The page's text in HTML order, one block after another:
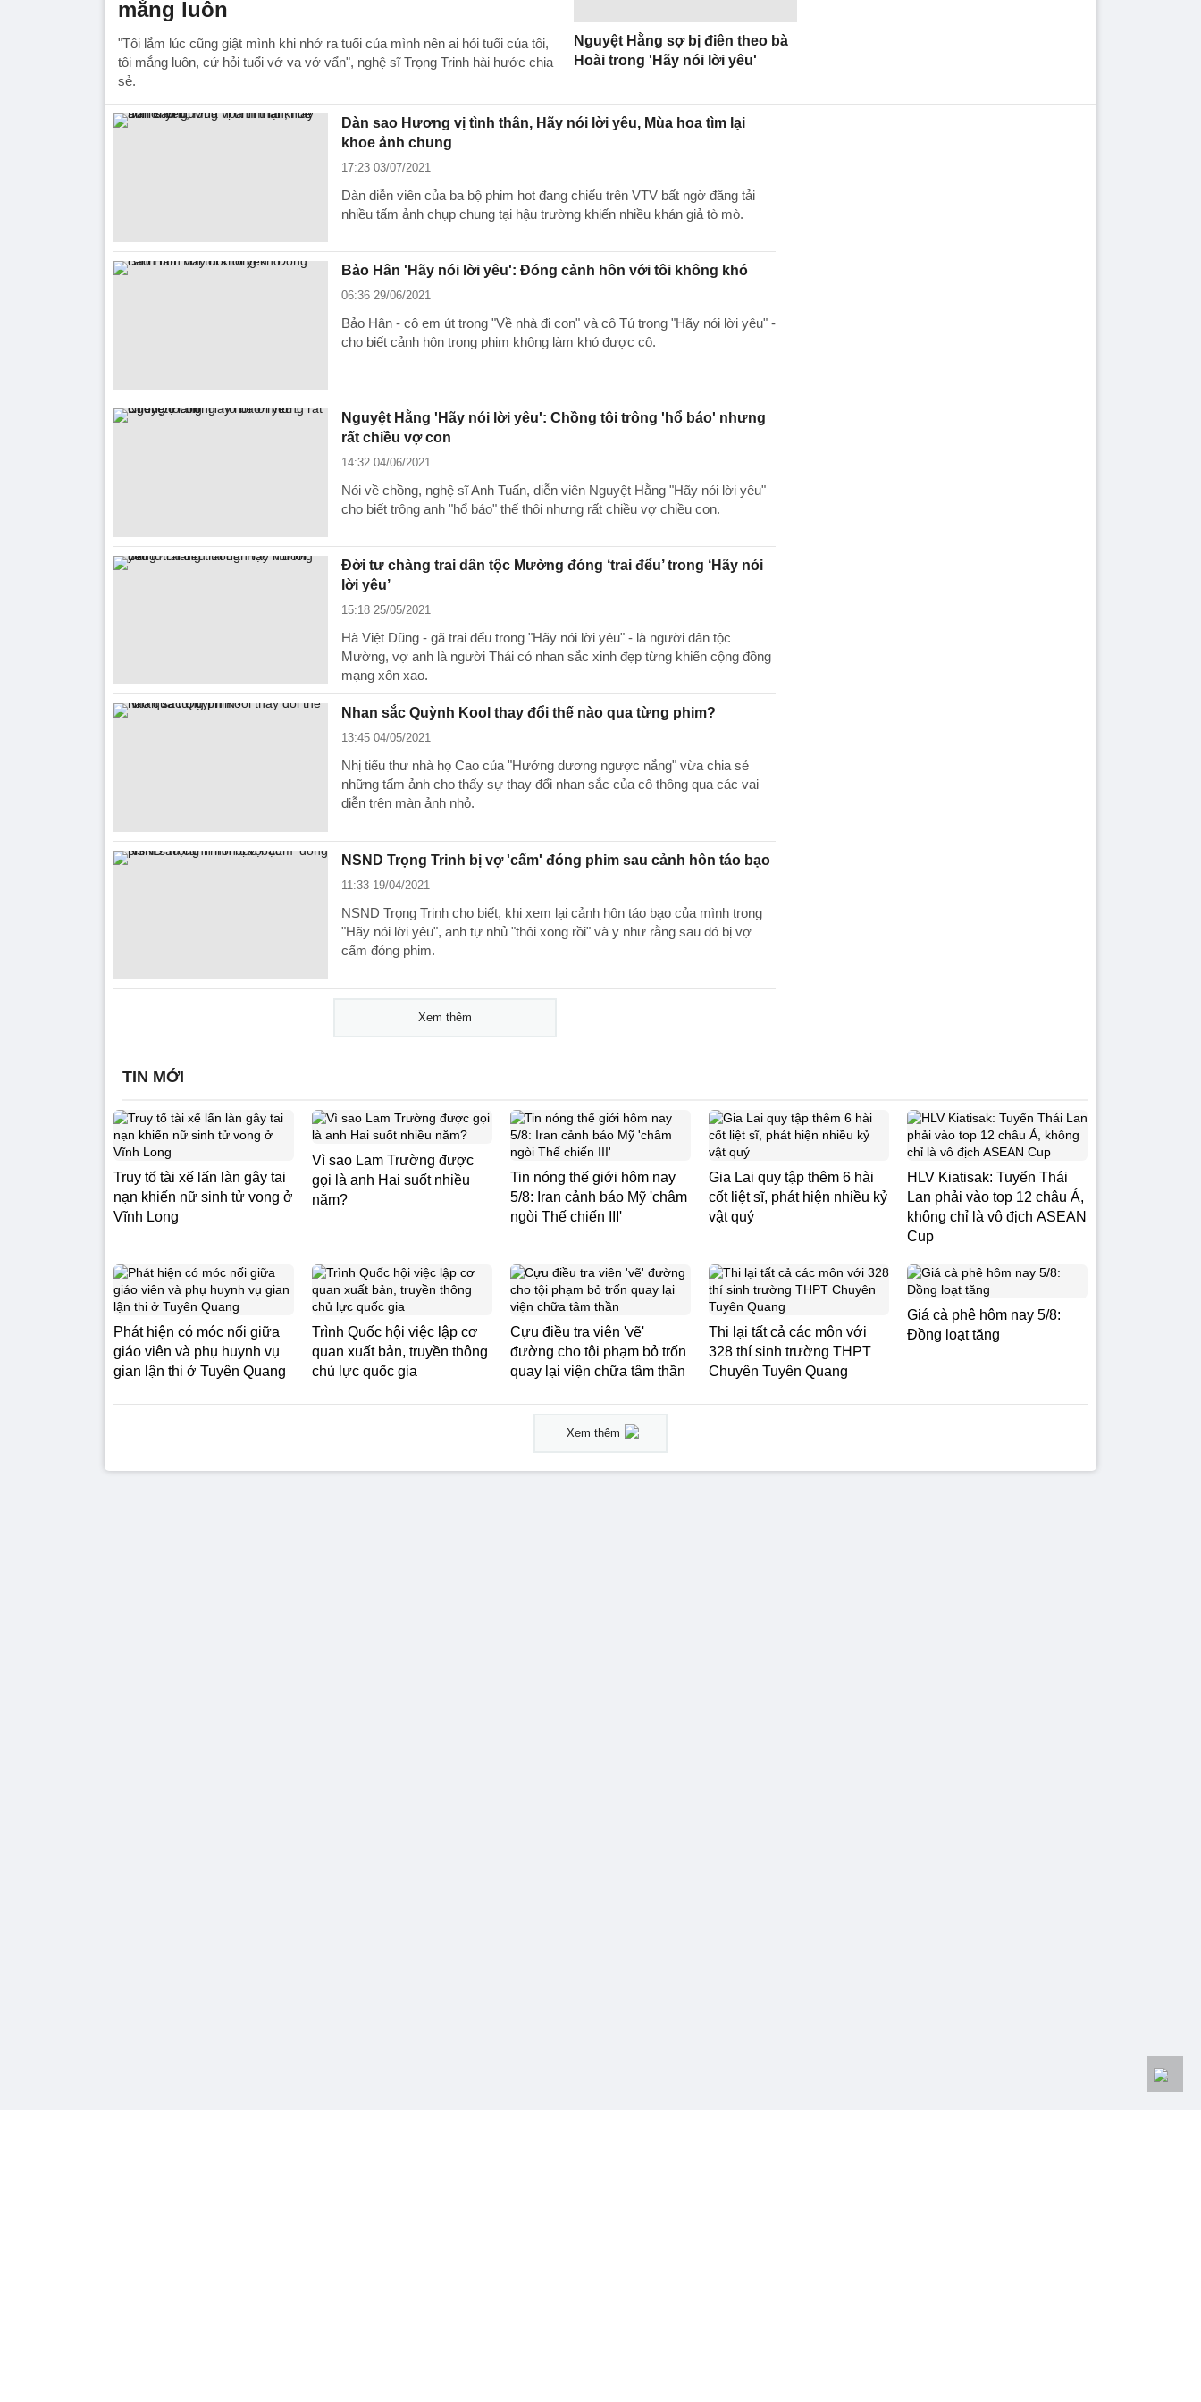
mắng luôn
"Tôi lắm lúc cũng giật mình khi nhớ ra tuổi của mình nên ai hỏi tuổi của tôi,
tôi mắng luôn, cứ hỏi tuổi vớ va vớ vẩn", nghệ sĩ Trọng Trinh hài hước chia
sẻ.
Nguyệt Hằng sợ bị điên theo bà
Hoài trong 'Hãy nói lời yêu'
Dàn sao Hương vị tình thân, Hãy nói lời yêu, Mùa hoa tìm lại
khoe ảnh chung
17:23 03/07/2021
Dàn diễn viên của ba bộ phim hot đang chiếu trên VTV bất ngờ đăng tải
nhiều tấm ảnh chụp chung tại hậu trường khiến nhiều khán giả tò mò.
Bảo Hân 'Hãy nói lời yêu': Đóng cảnh hôn với tôi không khó
06:36 29/06/2021
Bảo Hân - cô em út trong "Về nhà đi con" và cô Tú trong "Hãy nói lời yêu" -
cho biết cảnh hôn trong phim không làm khó được cô.
Nguyệt Hằng 'Hãy nói lời yêu': Chồng tôi trông 'hổ báo' nhưng
rất chiều vợ con
14:32 04/06/2021
Nói về chồng, nghệ sĩ Anh Tuấn, diễn viên Nguyệt Hằng "Hãy nói lời yêu"
cho biết trông anh "hổ báo" thế thôi nhưng rất chiều vợ chiều con.
Đời tư chàng trai dân tộc Mường đóng ‘trai đểu’ trong ‘Hãy nói
lời yêu’
15:18 25/05/2021
Hà Việt Dũng - gã trai đểu trong "Hãy nói lời yêu" - là người dân tộc
Mường, vợ anh là người Thái có nhan sắc xinh đẹp từng khiến cộng đồng
mạng xôn xao.
Nhan sắc Quỳnh Kool thay đổi thế nào qua từng phim?
13:45 04/05/2021
Nhị tiểu thư nhà họ Cao của "Hướng dương ngược nắng" vừa chia sẻ
những tấm ảnh cho thấy sự thay đổi nhan sắc của cô thông qua các vai
diễn trên màn ảnh nhỏ.
NSND Trọng Trinh bị vợ 'cấm' đóng phim sau cảnh hôn táo bạo
11:33 19/04/2021
NSND Trọng Trinh cho biết, khi xem lại cảnh hôn táo bạo của mình trong
"Hãy nói lời yêu", anh tự nhủ "thôi xong rồi" và y như rằng sau đó bị vợ
cấm đóng phim.
Xem thêm
TIN MỚI
Truy tố tài xế lấn làn gây tai
nạn khiến nữ sinh tử vong ở
Vĩnh Long
Vì sao Lam Trường được
gọi là anh Hai suốt nhiều
năm?
Tin nóng thế giới hôm nay
5/8: Iran cảnh báo Mỹ 'châm
ngòi Thế chiến III'
Gia Lai quy tập thêm 6 hài
cốt liệt sĩ, phát hiện nhiều kỷ
vật quý
HLV Kiatisak: Tuyển Thái
Lan phải vào top 12 châu Á,
không chỉ là vô địch ASEAN
Cup
Phát hiện có móc nối giữa
giáo viên và phụ huynh vụ
gian lận thi ở Tuyên Quang
Trình Quốc hội việc lập cơ
quan xuất bản, truyền thông
chủ lực quốc gia
Cựu điều tra viên 'vẽ'
đường cho tội phạm bỏ trốn
quay lại viện chữa tâm thần
Thi lại tất cả các môn với
328 thí sinh trường THPT
Chuyên Tuyên Quang
Giá cà phê hôm nay 5/8:
Đồng loạt tăng
Xem thêm